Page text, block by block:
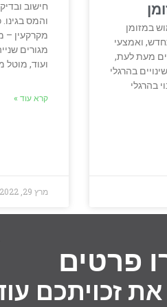
במזומן
ואמצעי
מעת לעת,
בהרגלי
בהרגלי
חישוב
והמס
מקרקעין –
מגורים
ועוד,
קרא עוד »
מרץ 29, 2022
פרטים
את זכויתכם